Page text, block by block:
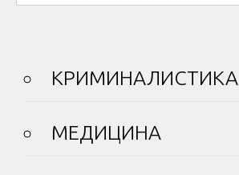
КРИМИНАЛИСТИКА
МЕДИЦИНА